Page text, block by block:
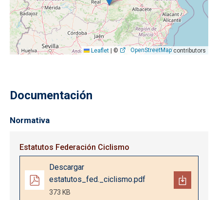
Leaflet © OpenStreetMapcontributors
Documentación
Normativa
Estatutos Federación Ciclismo
Documento
Descargar
estatutos_fed._ciclismo.pdf
373 KB